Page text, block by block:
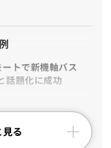
トで新機軸バス
話題化に成功
る